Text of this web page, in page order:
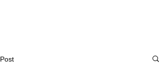
Post